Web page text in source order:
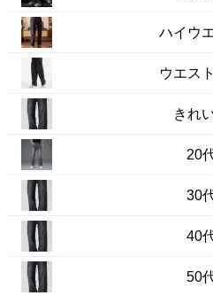
ハイウ
ウエス
きれ
20
30
40
50